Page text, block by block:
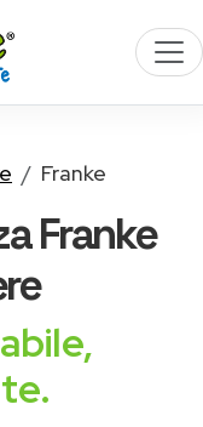
Franke
Franke